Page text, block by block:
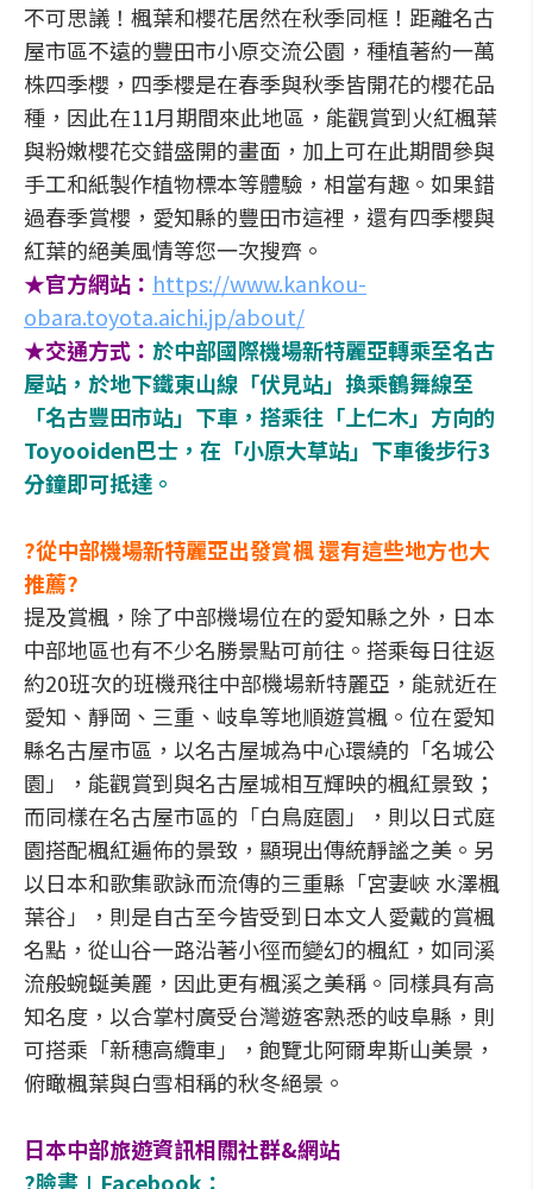
不可思議！楓葉和櫻花居然在秋季同框！距離名古
屋市區不遠的豐田市小原交流公園，種植著約一萬
株四季櫻，四季櫻是在春季與秋季皆開花的櫻花品
種，因此在11月期間來此地區，能觀賞到火紅楓葉
與粉嫩櫻花交錯盛開的畫面，加上可在此期間參與
手工和紙製作植物標本等體驗，相當有趣。如果錯
過春季賞櫻，愛知縣的豐田市這裡，還有四季櫻與
紅葉的絕美風情等您一次搜齊。
★官方網站： https://www.kankou-
obara.toyota.aichi.jp/about/
★交通方式： 於中部國際機場新特麗亞轉乘至名古
屋站，於地下鐵東山線「伏見站」換乘鶴舞線至
「名古豐田市站」下車，搭乘往「上仁木」方向的
Toyooiden巴士，在「小原大草站」下車後步行3
分鐘即可抵達。
?從中部機場新特麗亞出發賞楓 還有這些地方也大
推薦?
提及賞楓，除了中部機場位在的愛知縣之外，日本
中部地區也有不少名勝景點可前往。搭乘每日往返
約20班次的班機飛往中部機場新特麗亞，能就近在
愛知、靜岡、三重、岐阜等地順遊賞楓。位在愛知
縣名古屋市區，以名古屋城為中心環繞的「名城公
園」，能觀賞到與名古屋城相互輝映的楓紅景致；
而同樣在名古屋市區的「白鳥庭園」，則以日式庭
園搭配楓紅遍佈的景致，顯現出傳統靜謐之美。另
以日本和歌集歌詠而流傳的三重縣「宮妻峽 水澤楓
葉谷」，則是自古至今皆受到日本文人愛戴的賞楓
名點，從山谷一路沿著小徑而變幻的楓紅，如同溪
流般蜿蜒美麗，因此更有楓溪之美稱。同樣具有高
知名度，以合掌村廣受台灣遊客熟悉的岐阜縣，則
可搭乘「新穗高纜車」，飽覽北阿爾卑斯山美景，
俯瞰楓葉與白雪相稱的秋冬絕景。
日本中部旅遊資訊相關社群&網站
?臉書∣Facebook：